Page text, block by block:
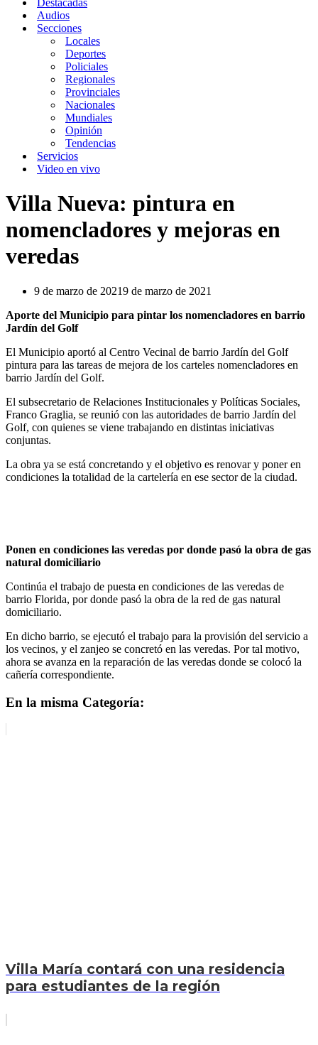
Destacadas
Audios
Secciones
Locales
Deportes
Policiales
Regionales
Provinciales
Nacionales
Mundiales
Opinión
Tendencias
Servicios
Video en vivo
Villa Nueva: pintura en
nomencladores y mejoras en
veredas
9 de marzo de 20219 de marzo de 2021
Aporte del Municipio para pintar los nomencladores en barrio
Jardín del Golf
El Municipio aportó al Centro Vecinal de barrio Jardín del Golf
pintura para las tareas de mejora de los carteles nomencladores en
barrio Jardín del Golf.
El subsecretario de Relaciones Institucionales y Políticas Sociales,
Franco Graglia, se reunió con las autoridades de barrio Jardín del
Golf, con quienes se viene trabajando en distintas iniciativas
conjuntas.
La obra ya se está concretando y el objetivo es renovar y poner en
condiciones la totalidad de la cartelería en ese sector de la ciudad.
Ponen en condiciones las veredas por donde pasó la obra de gas
natural domiciliario
Continúa el trabajo de puesta en condiciones de las veredas de
barrio Florida, por donde pasó la obra de la red de gas natural
domiciliario.
En dicho barrio, se ejecutó el trabajo para la provisión del servicio a
los vecinos, y el zanjeo se concretó en las veredas. Por tal motivo,
ahora se avanza en la reparación de las veredas donde se colocó la
cañería correspondiente.
En la misma Categoría:
Villa María contará con una residencia
para estudiantes de la región